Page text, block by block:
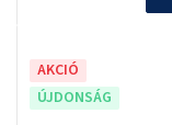
AKCIÓ
ÚJDONSÁG